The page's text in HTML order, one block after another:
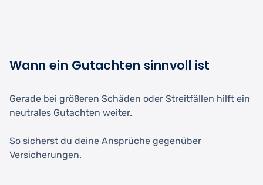
Wann ein Gutachten sinnvoll ist
Gerade bei größeren Schäden oder Streitfällen hilft ein
neutrales Gutachten weiter.
So sicherst du deine Ansprüche gegenüber
Versicherungen.